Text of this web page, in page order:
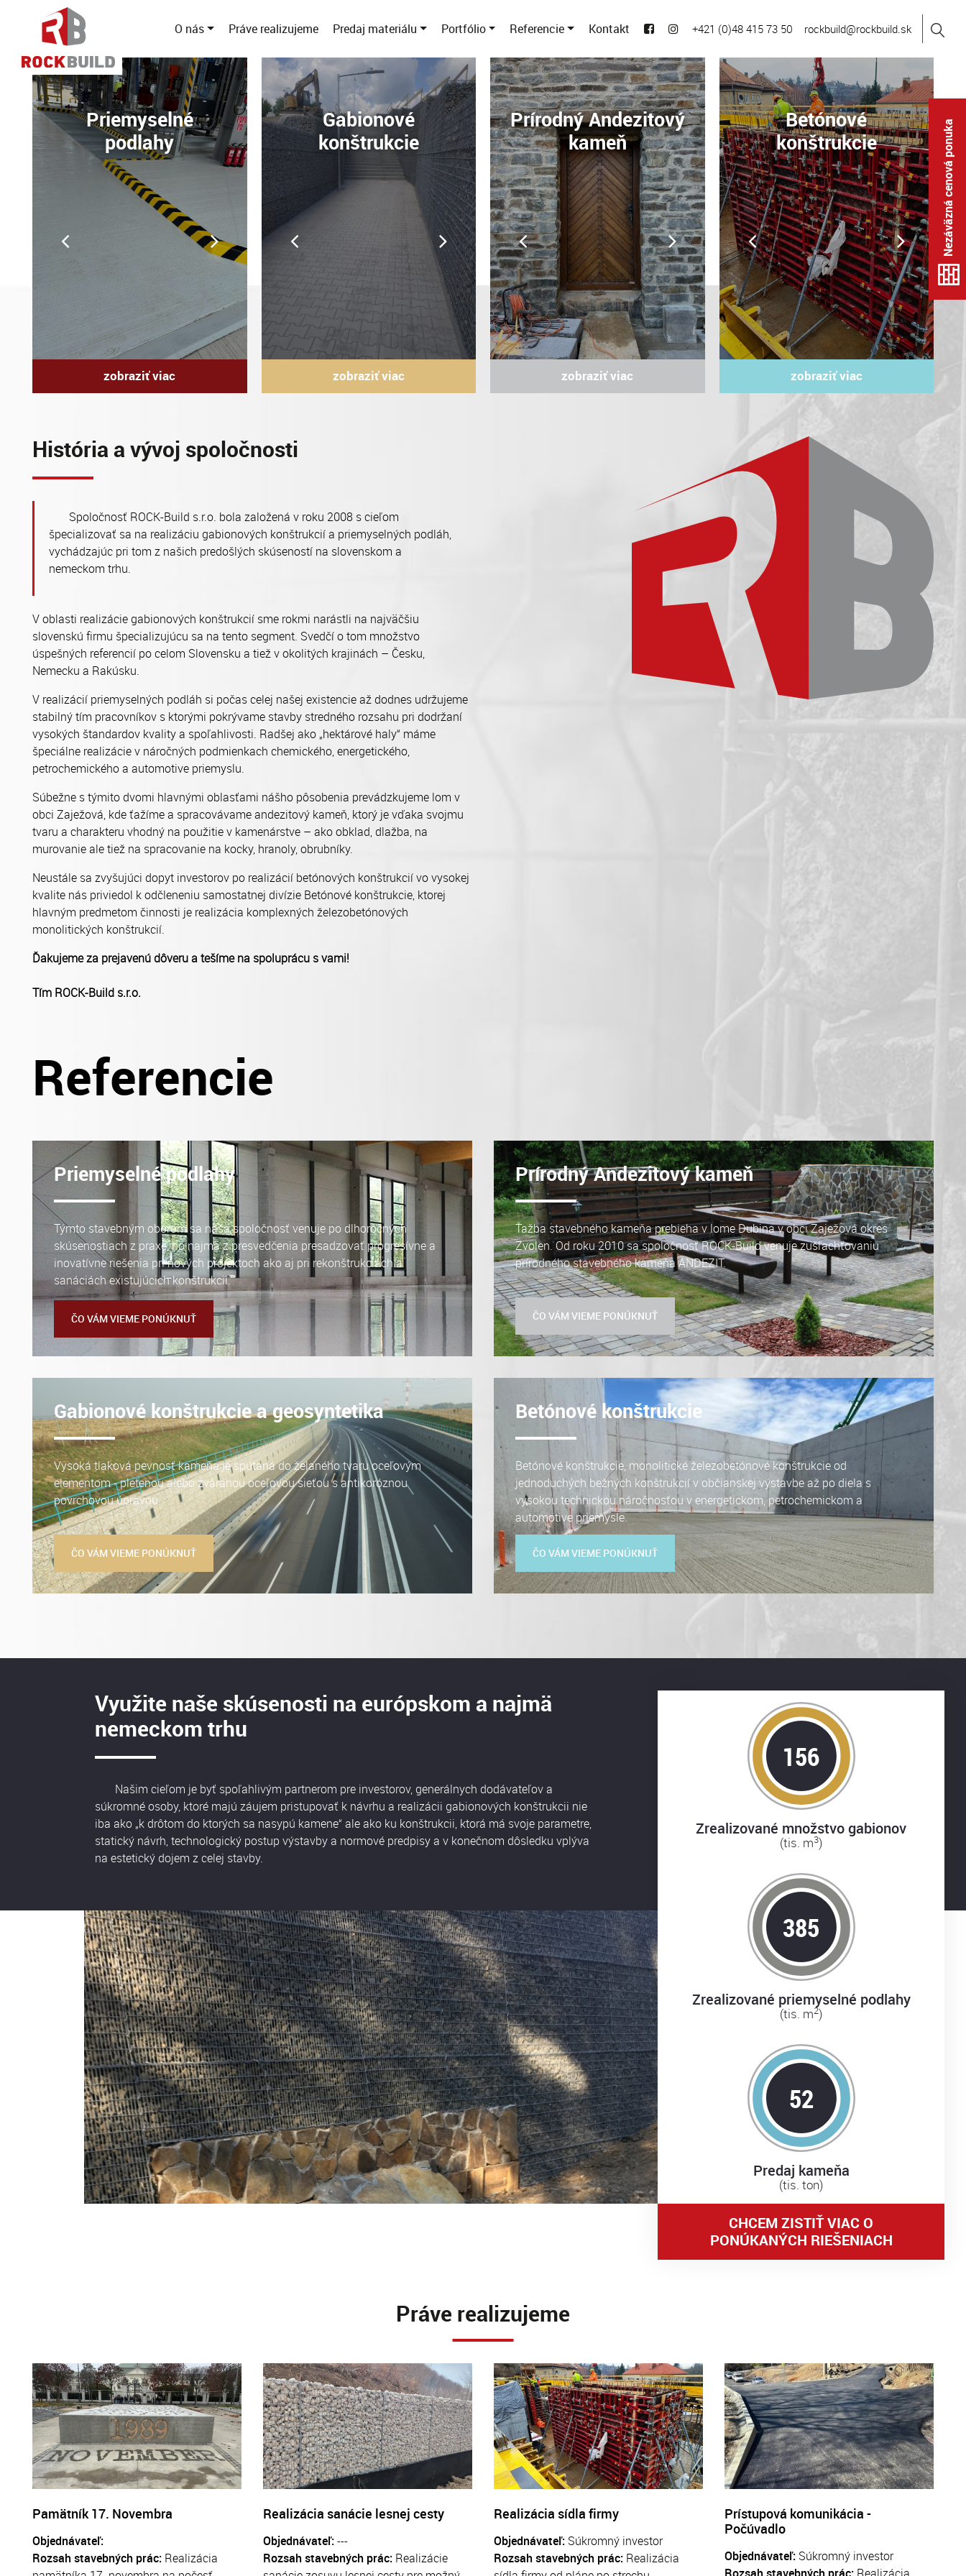
Nezáväzná cenová ponuka
O nás Práve realizujeme Predaj materiálu Portfólio Referencie Kontakt +421 (0)48 415 73 50 rockbuild@rockbuild.sk
Priemyselné
podlahy
zobraziť viac
Gabionové
konštrukcie
zobraziť viac
Prírodný Andezitový
kameň
zobraziť viac
Betónové
konštrukcie
zobraziť viac
História a vývoj spoločnosti
Spoločnosť ROCK-Build s.r.o. bola založená v roku 2008 s cieľom
špecializovať sa na realizáciu gabionových konštrukcií a priemyselných podláh,
vychádzajúc pri tom z našich predošlých skúseností na slovenskom a
nemeckom trhu.
V oblasti realizácie gabionových konštrukcií sme rokmi narástli na najväčšiu
slovenskú firmu špecializujúcu sa na tento segment. Svedčí o tom množstvo
úspešných referencií po celom Slovensku a tiež v okolitých krajinách – Česku,
Nemecku a Rakúsku.
V realizácií priemyselných podláh si počas celej našej existencie až dodnes udržujeme
stabilný tím pracovníkov s ktorými pokrývame stavby stredného rozsahu pri dodržaní
vysokých štandardov kvality a spoľahlivosti. Radšej ako „hektárové haly“ máme
špeciálne realizácie v náročných podmienkach chemického, energetického,
petrochemického a automotive priemyslu.
Súbežne s týmito dvomi hlavnými oblasťami nášho pôsobenia prevádzkujeme lom v
obci Zaježová, kde ťažíme a spracovávame andezitový kameň, ktorý je vďaka svojmu
tvaru a charakteru vhodný na použitie v kamenárstve – ako obklad, dlažba, na
murovanie ale tiež na spracovanie na kocky, hranoly, obrubníky.
Neustále sa zvyšujúci dopyt investorov po realizácií betónových konštrukcií vo vysokej
kvalite nás priviedol k odčleneniu samostatnej divízie Betónové konštrukcie, ktorej
hlavným predmetom činnosti je realizácia komplexných železobetónových
monolitických konštrukcií.
Ďakujeme za prejavenú dôveru a tešíme na spoluprácu s vami!
Tím ROCK-Build s.r.o.
Referencie
Priemyselné podlahy
Týmto stavebným oborom sa naša spoločnosť venuje po dlhoročných
skúsenostiach z praxe, no najmä z presvedčenia presadzovať progresívne a
inovatívne riešenia pri nových projektoch ako aj pri rekonštrukciách a
sanáciách existujúcich konštrukcii.
ČO VÁM VIEME PONÚKNUŤ
Prírodný Andezitový kameň
Ťažba stavebného kameňa prebieha v lome Dubina v obci Zaježová okres
Zvolen. Od roku 2010 sa spoločnosť ROCK-Build venuje zušľachťovaniu
prírodného stavebného kameňa ANDEZIT.
ČO VÁM VIEME PONÚKNUŤ
Gabionové konštrukcie a geosyntetika
Vysoká tlaková pevnosť kameňa je spútaná do želaného tvaru oceľovým
elementom - pletenou alebo zváranou oceľovou sieťou s antikoróznou
povrchovou úpravou.
ČO VÁM VIEME PONÚKNUŤ
Betónové konštrukcie
Betónové konštrukcie, monolitické železobetónové konštrukcie od
jednoduchých bežných konštrukcií v občianskej výstavbe až po diela s
vysokou technickou náročnosťou v energetickom, petrochemickom a
automotive priemysle.
ČO VÁM VIEME PONÚKNUŤ
156
Zrealizované množstvo gabionov
(tis. m3)
385
Zrealizované priemyselné podlahy
(tis. m2)
59
Predaj kameňa
(tis. ton)
CHCEM ZISTIŤ VIAC O
PONÚKANÝCH RIEŠENIACH
Využite naše skúsenosti na európskom a najmä
nemeckom trhu
Našim cieľom je byť spoľahlivým partnerom pre investorov, generálnych dodávateľov a
súkromné osoby, ktoré majú záujem pristupovať k návrhu a realizácii gabionových konštrukcii nie
iba ako „k drôtom do ktorých sa nasypú kamene“ ale ako ku konštrukcii, ktorá má svoje parametre,
statický návrh, technologický postup výstavby a normové predpisy a v konečnom dôsledku vplýva
na estetický dojem z celej stavby.
Práve realizujeme
Pamätník 17. Novembra
Objednávateľ:
Rozsah stavebných prác: Realizácia
Realizácia sanácie lesnej cesty
Objednávateľ:---
Rozsah stavebných prác: Realizácie
Realizácia sídla firmy
Objednávateľ: Súkromný investor
Rozsah stavebných prác: Realizácia
Prístupová komunikácia -
Počúvadlo
Objednávateľ: Súkromný investor
Rozsah stavebných prác: Realizácia